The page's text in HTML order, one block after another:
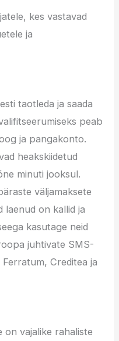
kes vastavad
ja
taotleda ja saada
peab
ja pangakonto.
heakskiidetud
minuti jooksul.
väljamaksete
laenud on kallid ja
kasutage neid
juhtivate SMS-
Creditea ja
on vajalike rahaliste